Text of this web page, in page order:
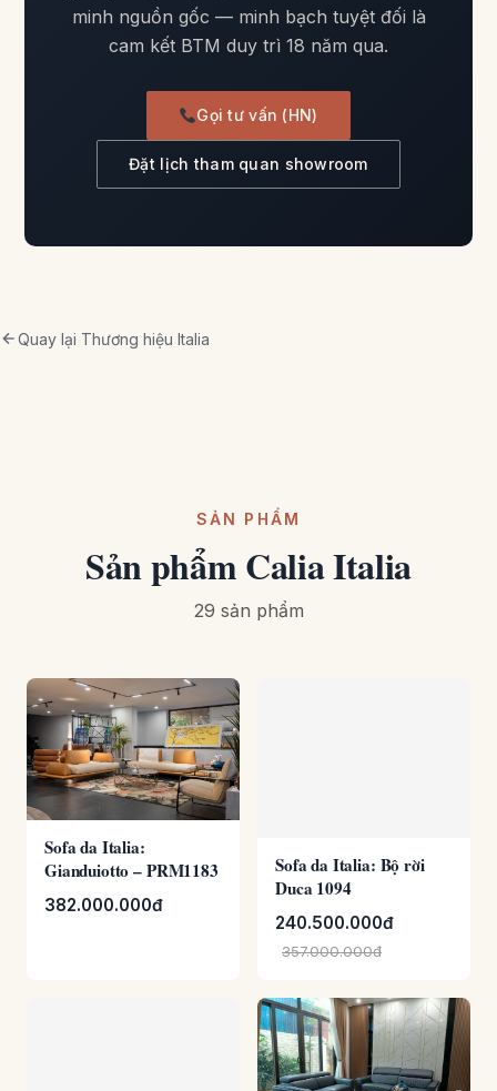
minh nguồn gốc — minh bạch tuyệt đối là
cam kết BTM duy trì 18 năm qua.
Gọi tư vấn (HN)
Đặt lịch tham quan showroom
Quay lại Thương hiệu Italia
SẢN PHẨM
Sản phẩm Calia Italia
29 sản phẩm
Sofa da Italia:
Gianduiotto – PRM1183
382.000.000đ
Duca 1094
357.000.000đ